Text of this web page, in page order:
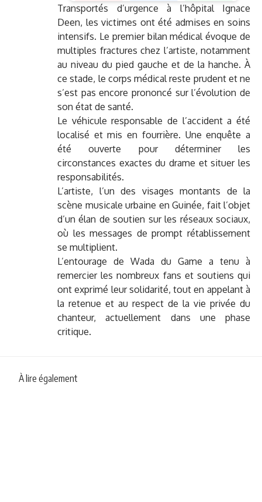
Transportés d’urgence à l’hôpital Ignace
Deen, les victimes ont été admises en soins
intensifs. Le premier bilan médical évoque de
multiples fractures chez l’artiste, notamment
au niveau du pied gauche et de la hanche. À
ce stade, le corps médical reste prudent et ne
s’est pas encore prononcé sur l’évolution de
son état de santé.
Le véhicule responsable de l’accident a été
localisé et mis en fourrière. Une enquête a
été ouverte pour déterminer les
circonstances exactes du drame et situer les
responsabilités.
L’artiste, l’un des visages montants de la
scène musicale urbaine en Guinée, fait l’objet
d’un élan de soutien sur les réseaux sociaux,
où les messages de prompt rétablissement
se multiplient.
L’entourage de Wada du Game a tenu à
remercier les nombreux fans et soutiens qui
ont exprimé leur solidarité, tout en appelant à
la retenue et au respect de la vie privée du
chanteur, actuellement dans une phase
critique.
À lire également